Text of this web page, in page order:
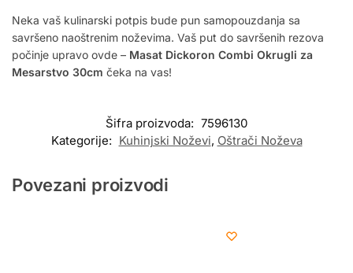
Neka vaš kulinarski potpis bude pun samopouzdanja sa
savršeno naoštrenim noževima. Vaš put do savršenih rezova
počinje upravo ovde – Masat Dickoron Combi Okrugli za
Mesarstvo 30cm čeka na vas!
Šifra proizvoda: 7596130
Kategorije: Kuhinjski Noževi, Oštrači Noževa
Povezani proizvodi